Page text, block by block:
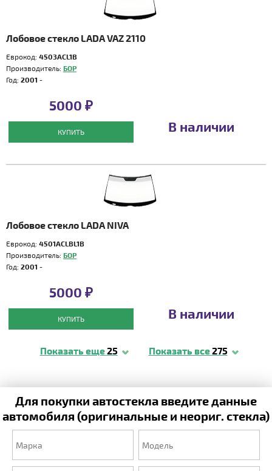
Лобовое стекло LADA VAZ 2110
Еврокод: 4503ACL1B
Производитель: БОР
Год: 2001 -
5000 ₽
КУПИТЬ В наличии
Лобовое стекло LADA NIVA
Еврокод: 4501ACLBL1B
Производитель: БОР
Год: 2001 -
5000 ₽
КУПИТЬ В наличии
Показать еще25 Показать все275
Для покупки автостекла введите данные
автомобиля (оригинальные и неориг. стекла)